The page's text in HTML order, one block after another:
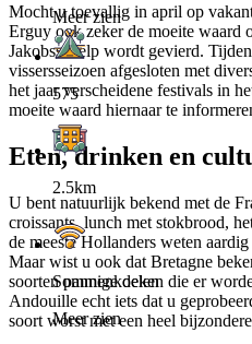
Mocht u toevallig in april op
Erguy ook zeker de moeite waard
Jakobsschelp wordt gevierd.
vissersseizoen afgesloten met
het jaar verscheidene festivals in
moeite waard hiernaar te
Eten, drinken en
U bent natuurlijk bekend met de
croissants, lunch met stokbrood,
de meeste Hollanders weten
Maar wist u ook dat Bretagne
soorten pannenkoeken die er
Andouille echt iets dat u
soort worst met een heel
Meer zien
575
2.5km
Sommige delen
Meer zien